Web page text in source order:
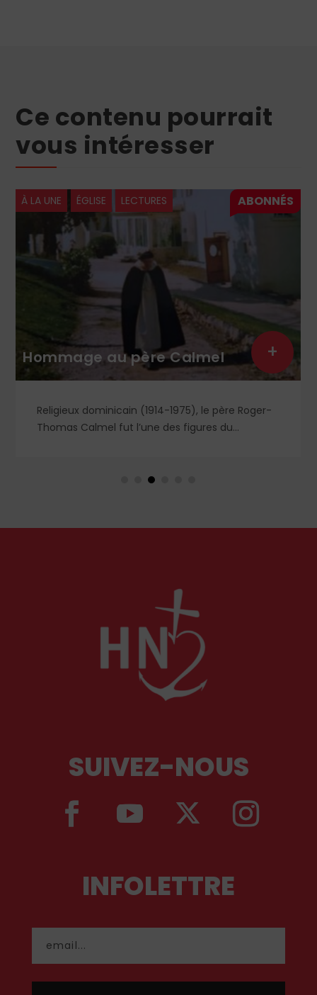
Ce contenu pourrait
vous intéresser
À LA UNE ÉGLISE LECTURES
Hommage au père Calmel
Religieux dominicain (1914-1975), le père Roger-
Thomas Calmel fut l’une des figures du
ainsi qu’aux antiques observances de son ordre.
siècle. Deux ouvrages récents lui rendent
+
SUIVEZ-NOUS
INFOLETTRE